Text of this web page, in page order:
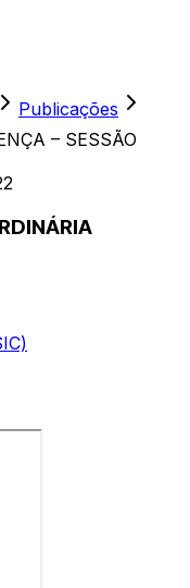
Publicações
– SESSÃO